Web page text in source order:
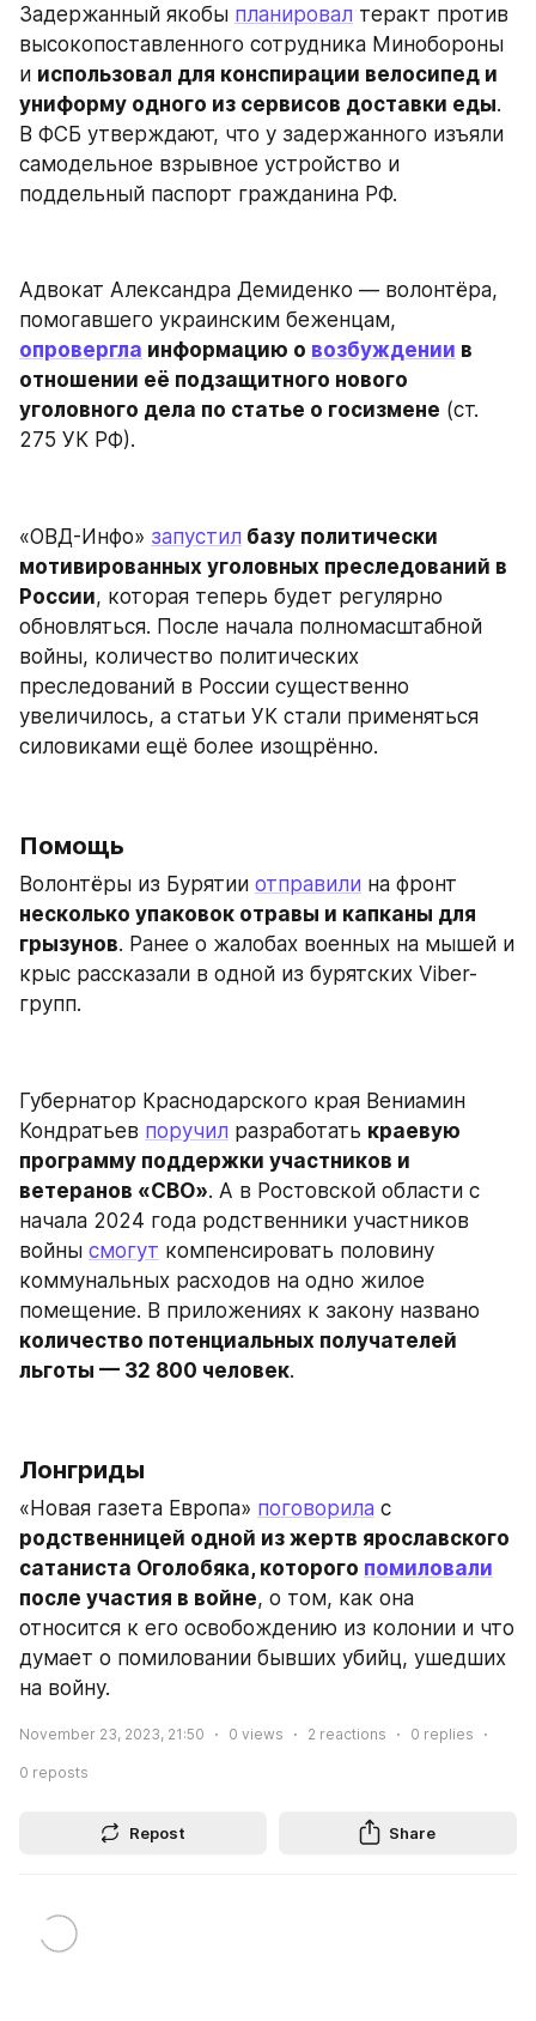
Задержанный якобы планировал теракт против
высокопоставленного сотрудника Минобороны
и использовал для конспирации велосипед и
униформу одного из сервисов доставки еды.
В ФСБ утверждают, что у задержанного изъяли
самодельное взрывное устройство и
поддельный паспорт гражданина РФ.
Адвокат Александра Демиденко — волонтёра,
опровергла информацию о возбуждении в
отношении её подзащитного нового
уголовного дела по статье о госизмене (ст.
275 УК РФ).
«ОВД-Инфо» запустил базу политически
мотивированных уголовных преследований в
России, которая теперь будет регулярно
обновляться. После начала полномасштабной
войны, количество политических
преследований в России существенно
увеличилось, а статьи УК стали применяться
силовиками ещё более изощрённо.
Помощь
Волонтёры из Бурятии отправили
несколько упаковок отравы и капканы для
грызунов. Ранее о жалобах военных на мышей и
крыс рассказали в одной из бурятских Viber-
групп.
Губернатор Краснодарского края Вениамин
Кондратьев поручил разработать краевую
программу поддержки участников и
ветеранов «CВО». А в Ростовской области с
начала 2024 года родственники участников
войны смогут компенсировать половину
коммунальных расходов на одно жилое
количество потенциальных получателей
льготы — 32 800 человек.
Лонгриды
«Новая газета Европа» поговорила
родственницей одной из жертв ярославского
сатаниста Оголобяка, которого помиловали
после участия в войне, о том, как она
относится к его освобождению из колонии и что
думает о помиловании бывших убийц, ушедших
на войну.
November 23, 2023, 21:50 0 views 2 reactions 0 replies
0 reposts
Repost Share